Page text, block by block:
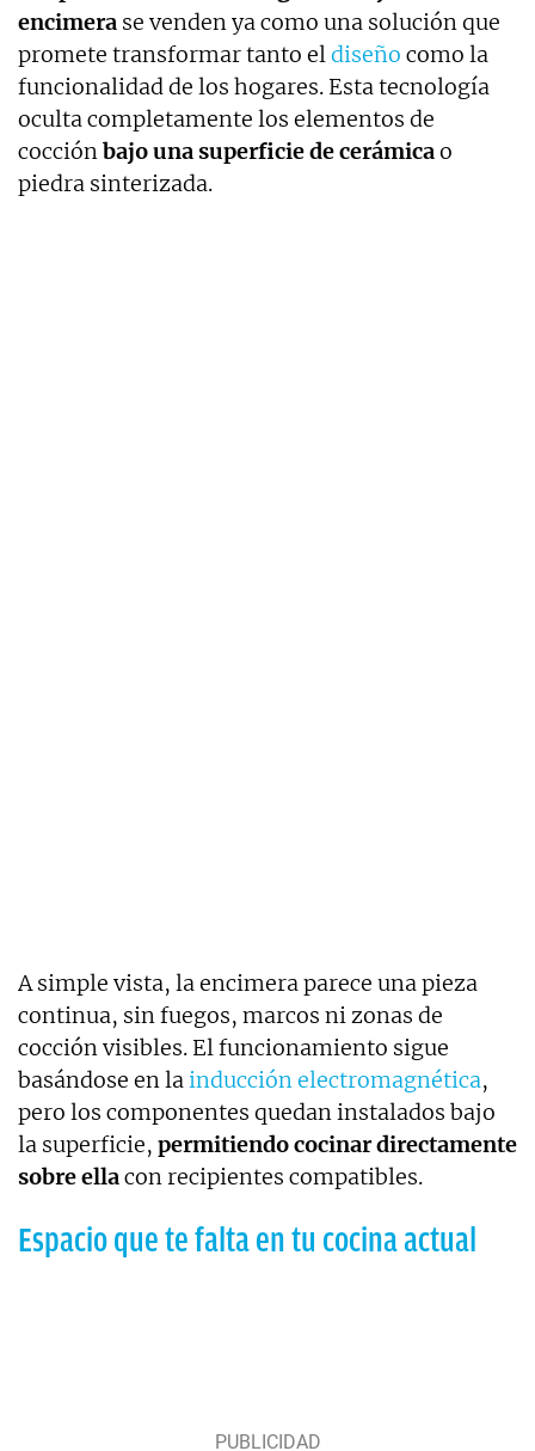
encimera se venden ya como una solución que
promete transformar tanto eldiseño como la
funcionalidad de los hogares. Esta tecnología
oculta completamente los elementos de
cocciónbajo una superficie de cerámicao
piedra sinterizada.
A simple vista, la encimera parece una pieza
continua, sin fuegos, marcos ni zonas de
cocción visibles. El funcionamiento sigue
basándose en lainducción electromagnética,
pero los componentes quedan instalados bajo
la superficie, permitiendo cocinar directamente
sobre ellacon recipientes compatibles.
Espacio que te falta en tu cocina actual